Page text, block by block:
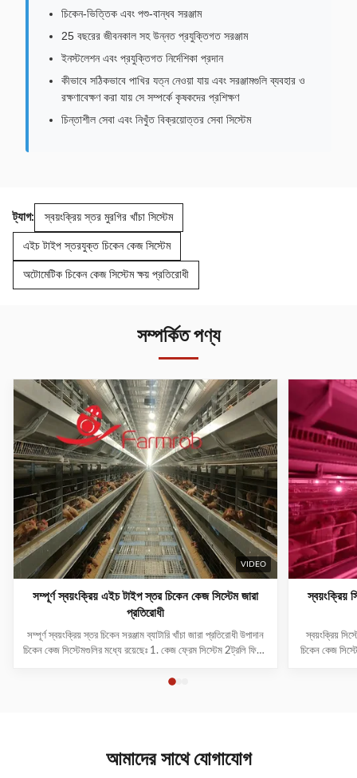
চিকেন-ভিত্তিক এবং পশু-বান্ধব সরঞ্জাম
25 বছরের জীবনকাল সহ উন্নত প্রযুক্তিগত সরঞ্জাম
ইনস্টলেশন এবং প্রযুক্তিগত নির্দেশিকা প্রদান
কীভাবে সঠিকভাবে পাখির যত্ন নেওয়া যায় এবং সরঞ্জামগুলি ব্যবহার ও
রক্ষণাবেক্ষণ করা যায় সে সম্পর্কে কৃষকদের প্রশিক্ষণ
চিন্তাশীল সেবা এবং নিখুঁত বিক্রয়োত্তর সেবা সিস্টেম
ট্যাগ: স্বয়ংক্রিয় স্তর মুরগির খাঁচা সিস্টেম
এইচ টাইপ স্তরযুক্ত চিকেন কেজ সিস্টেম
অটোমেটিক চিকেন কেজ সিস্টেম ক্ষয় প্রতিরোধী
সম্পর্কিত পণ্য
VIDEO
সম্পূর্ণ স্বয়ংক্রিয় এইচ টাইপ স্তর চিকেন কেজ সিস্টেম জারা
প্রতিরোধী
সম্পূর্ণ স্বয়ংক্রিয় স্তর চিকেন সরঞ্জাম ব্যাটারি খাঁচা জারা প্রতিরোধী উপাদান
চিকেন কেজ সিস্টেমগুলির মধ্যে রয়েছেঃ 1. কেজ ফ্রেম সিস্টেম 2ট্রলি ফিডিং
ব্যবস্থা 6. বায়ুচলাচল এবং শীতল সিস্টেম 7আলোক ব্যবস্থা 8. স্বয়ংক্রিয়
স্বয়ংক্রিয়
স্বয়ংক্রিয়
চিকেন কেজ
আমাদের সাথে যোগাযোগ